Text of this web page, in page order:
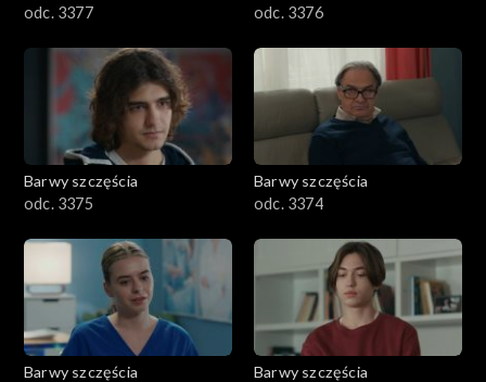
odc. 3377
odc. 3376
Barwy szczęścia
odc. 3375
Barwy szczęścia
odc. 3374
Barwy szczęścia
Barwy szczęścia